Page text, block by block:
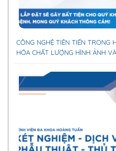
CÔNG NGHỆ TIÊN TIẾN TRONG
HÓA CHẤT LƯỢNG HÌNH ẢNH